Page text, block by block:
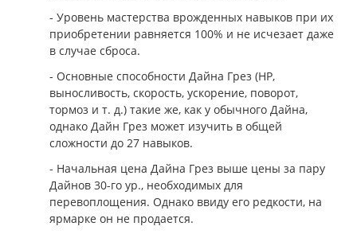
- Уровень мастерства врожденных навыков при их
приобретении равняется 100% и не исчезает даже
в случае сброса.
- Основные способности Дайна Грез (HP,
выносливость, скорость, ускорение, поворот,
тормоз и т. д.) такие же, как у обычного Дайна,
однако Дайн Грез может изучить в общей
сложности до 27 навыков.
- Начальная цена Дайна Грез выше цены за пару
Дайнов 30-го ур., необходимых для
перевоплощения. Однако ввиду его редкости, на
ярмарке он не продается.